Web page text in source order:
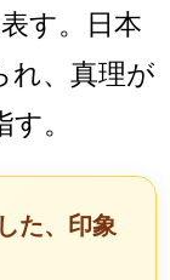
す。日本
れ、真理が
。
た、印象